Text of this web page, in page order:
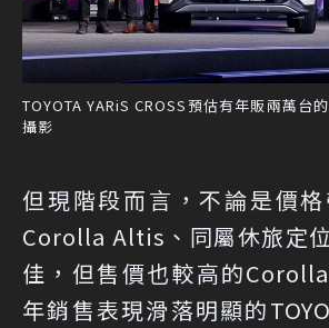
TOYOTA YARiS CROSS預估有年販兩萬台
攝影
但現階段而言，不論是價
Corolla Altis、同屬休旅定
佳，但售價也較高的
年銷售表現滑落明顯的